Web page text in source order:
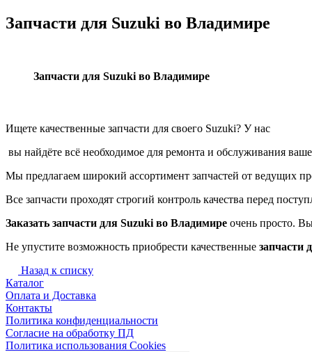
Запчасти для Suzuki во Владимире
Запчасти для Suzuki во Владимире
Ищете качественные запчасти для своего Suzuki? У нас
вы найдёте всё необходимое для ремонта и обслуживания
Мы предлагаем широкий ассортимент запчастей от ведущих
Все запчасти проходят строгий контроль качества перед
Заказать запчасти для Suzuki во Владимире очень просто.
Не упустите возможность приобрести качественные запчасти
Назад к списку
Каталог
Оплата и Доставка
Контакты
Политика конфиденциальности
Согласие на обработку ПД
Политика использования Cookies